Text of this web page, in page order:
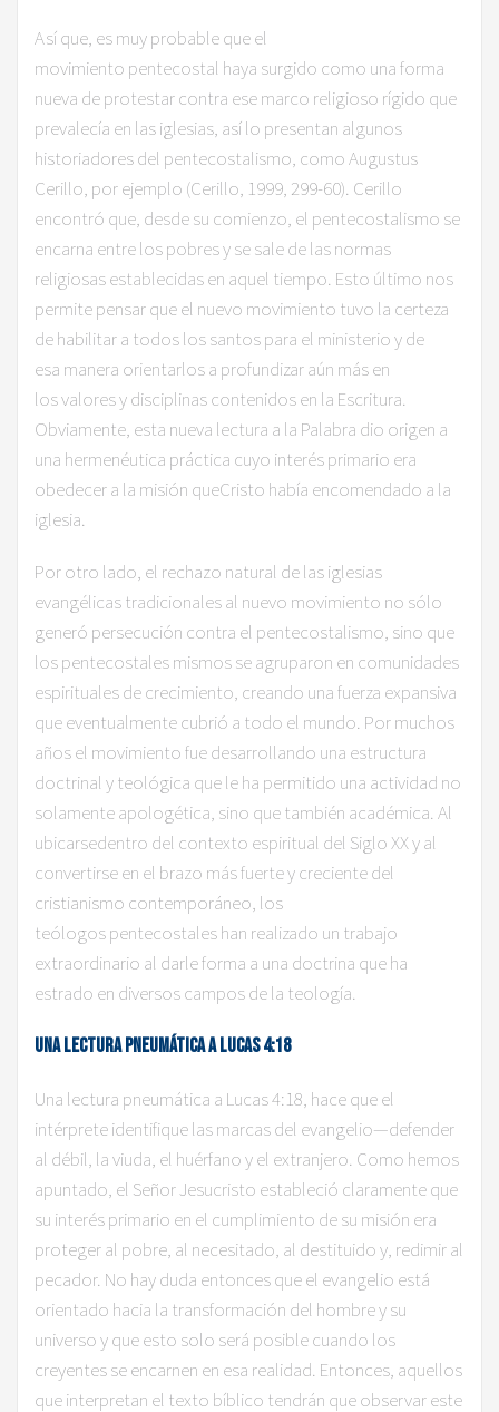
​Así que, es muy probable que el
movimiento pentecostal haya surgido como una forma
nueva de protestar contra ese marco religioso rígido que
prevalecía en las iglesias, así lo presentan algunos
historiadores del pentecostalismo, como Augustus
Cerillo, por ejemplo (Cerillo, 1999, 299-60). Cerillo
encontró que, desde su comienzo, el pentecostalismo se
encarna entre los pobres y se sale de las normas
religiosas establecidas en aquel tiempo. Esto último nos
permite pensar que el nuevo movimiento tuvo la certeza
de habilitar a todos los santos para el ministerio y de
esa manera orientarlos a profundizar aún más en
los valores y disciplinas contenidos en la Escritura.
Obviamente, esta nueva lectura a la Palabra dio origen a
una hermenéutica práctica cuyo interés primario era
obedecer a la misión queCristo había encomendado a la
iglesia.
​Por otro lado, el rechazo natural de las iglesias
evangélicas tradicionales al nuevo movimiento no sólo
generó persecución contra el pentecostalismo, sino que
los pentecostales mismos se agruparon en comunidades
espirituales de crecimiento, creando una fuerza expansiva
que eventualmente cubrió a todo el mundo. Por muchos
años el movimiento fue desarrollando una estructura
doctrinal y teológica que le ha permitido una actividad no
solamente apologética, sino que también académica. Al
ubicarsedentro del contexto espiritual del Siglo XX y al
convertirse en el brazo más fuerte y creciente del
cristianismo contemporáneo, los
teólogos pentecostales han realizado un trabajo
extraordinario al darle forma a una doctrina que ha
estrado en diversos campos de la teología.
Una lectura pneumática a Lucas 4:18
Una lectura pneumática a Lucas 4:18, hace que el
intérprete identifique las marcas del evangelio—defender
al débil, la viuda, el huérfano y el extranjero. Como hemos
apuntado, el Señor Jesucristo estableció claramente que
su interés primario en el cumplimiento de su misión era
proteger al pobre, al necesitado, al destituido y, redimir al
pecador. No hay duda entonces que el evangelio está
orientado hacia la transformación del hombre y su
universo y que esto solo será posible cuando los
creyentes se encarnen en esa realidad. Entonces, aquellos
que interpretan el texto bíblico tendrán que observar este